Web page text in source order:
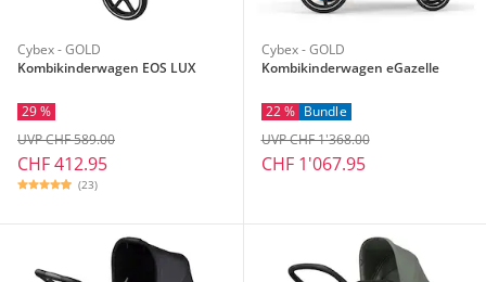
Cybex - GOLD
Kombikinderwagen EOS LUX
29 %
CHF 412.95
UVP CHF 589.00
(23)
Cybex - GOLD
Kombikinderwagen eGazelle
22 % Bundle
CHF 1'067.95
UVP CHF 1'368.00